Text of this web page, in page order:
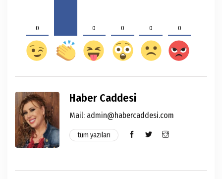
0 0 0 0 0
Haber Caddesi
Mail: admin@habercaddesi.com
tüm yazıları